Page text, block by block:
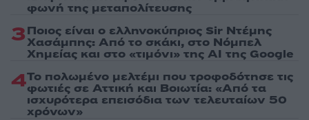
φωνή της μεταπολίτευσης
3Ποιος είναι ο ελληνοκύπριος Sir Ντέμης
Χασάμπης: Από το σκάκι, στο Νόμπελ
Χημείας και στο «τιμόνι» της AI της Google
4Το πολωμένο μελτέμι που τροφοδότησε τις
φωτιές σε Αττική και Βοιωτία: «Από τα
ισχυρότερα επεισόδια των τελευταίων 50
χρόνων»